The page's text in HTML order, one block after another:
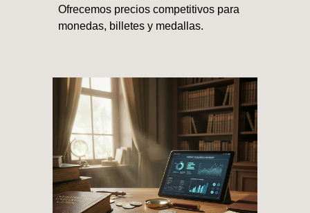
Ofrecemos precios competitivos para
monedas, billetes y medallas.